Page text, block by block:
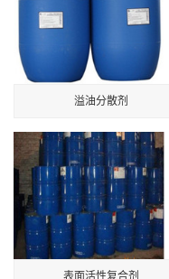
溢油分散剂
表面活性复合剂